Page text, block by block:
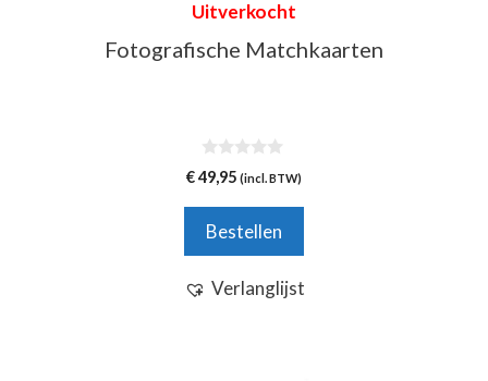
Uitverkocht
Fotografische Matchkaarten
0
v
5
€49,95 (incl. BTW)
Bestellen
Verlanglijst